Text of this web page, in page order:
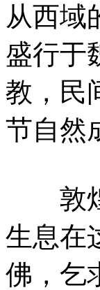
从西域
盛行于
教，民
节自然
敦煌
生息在
佛，乞